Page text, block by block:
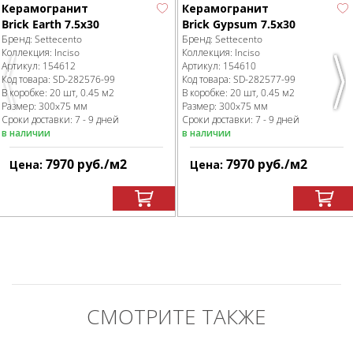
Previous
Керамогранит
Brick Earth 7.5x30
Бренд: Settecento
Коллекция: Inciso
Артикул: 154612
Код товара: SD-282576-99
В коробке: 20 шт, 0.45 м2
Размер: 300x75 мм
Сроки доставки: 7 - 9 дней
в наличии
Цена: 7970 руб./м2
Керамогранит
Brick Gypsum 7.5x30
Бренд: Settecento
Коллекция: Inciso
Артикул: 154610
Код товара: SD-282577-99
В коробке: 20 шт, 0.45 м2
Размер: 300x75 мм
Сроки доставки: 7 - 9 дней
в наличии
Цена: 7970 руб./м2
СМОТРИТЕ ТАКЖЕ